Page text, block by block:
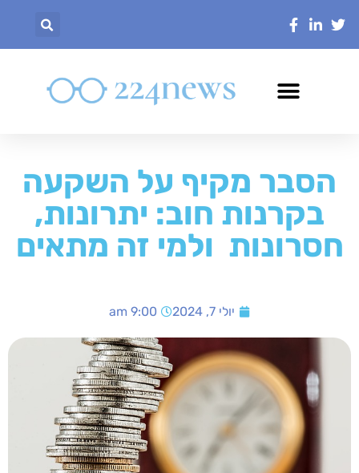
הסבר מקיף על השקעה
בקרנות חוב: יתרונות,
חסרונות ולמי זה מתאים
יולי 7, 2024 9:00 am